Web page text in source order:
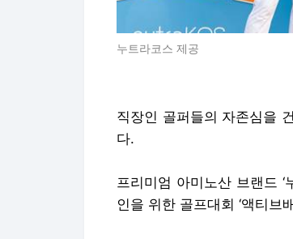
누트라코스 제공
직장인 골퍼들의 자존심을
다.
프리미엄 아미노산 브랜드
인을 위한 골프대회 ‘액티브